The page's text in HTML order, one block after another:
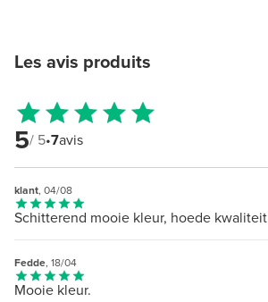
Les avis produits
5/ 5•7avis
klant, 04/08
Schitterend mooie kleur, hoede kwaliteit
Fedde, 18/04
Mooie kleur.